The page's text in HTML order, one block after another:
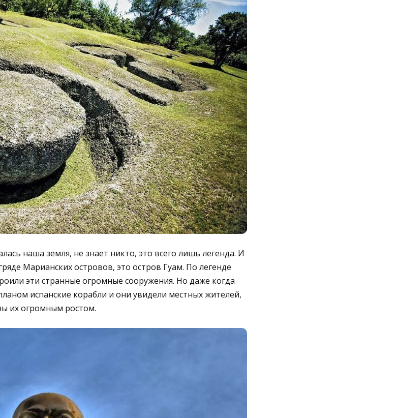
наша земля, не знает никто, это всего лишь легенда. И
Марианских островов, это остров Гуам. По легенде
эти странные огромные сооружения. Но даже когда
испанские корабли и они увидели местных жителей,
их огромным ростом.